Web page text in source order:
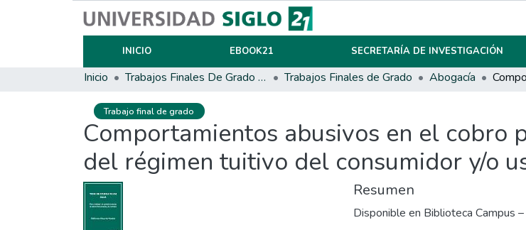
INICIO EBOOK21 SECRETARÍA DE INVESTIGACIÓN
Inicio Trabajos Finales De Grado Y Posgrado Trabajos Finales de Grado Abogacía
Trabajo final de grado
Comportamientos abusivos en el cobro
del régimen tuitivo del consumidor y/o
Resumen
Disponible en Biblioteca Campus